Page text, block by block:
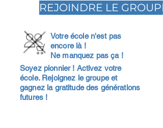
REJOINDRE LE GROUPE
Votre école n'est pas
encore là !
Ne manquez pas ça !
Soyez pionnier ! Activez votre
école. Rejoignez le groupe et
gagnez la gratitude des générations
futures !